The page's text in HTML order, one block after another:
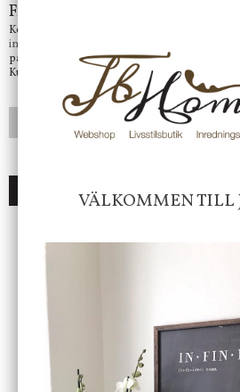
Frågor?
Kontakta oss på
info@jbhome.se
på mail så fort vi kan.
Kundtjänst telefontid öppet vardagar mellan
LÄGG I ÖNSKELISTA
DU KANSKE OCKSÅ ÄR
ENDAST 1 ST KVAR I LAGER
Cloudy kruka mini, vit
Star
VÄLKOMMEN TILL